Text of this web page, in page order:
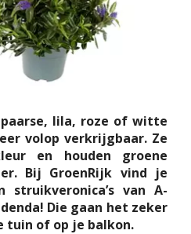
paarse, lila, roze of witte
volop verkrijgbaar. Ze
en houden groene
Bij GroenRijk vind je
struikveronica’s van A-
Die gaan het zeker
tuin of op je balkon.